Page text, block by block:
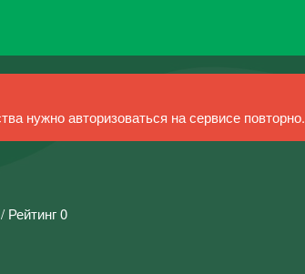
нужно авторизоваться на сервисе повторно.
Рейтинг 0